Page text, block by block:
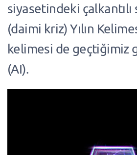
siyasetindeki
(daimi kriz) Yılın
kelimesi de geçtiğimiz
(AI).